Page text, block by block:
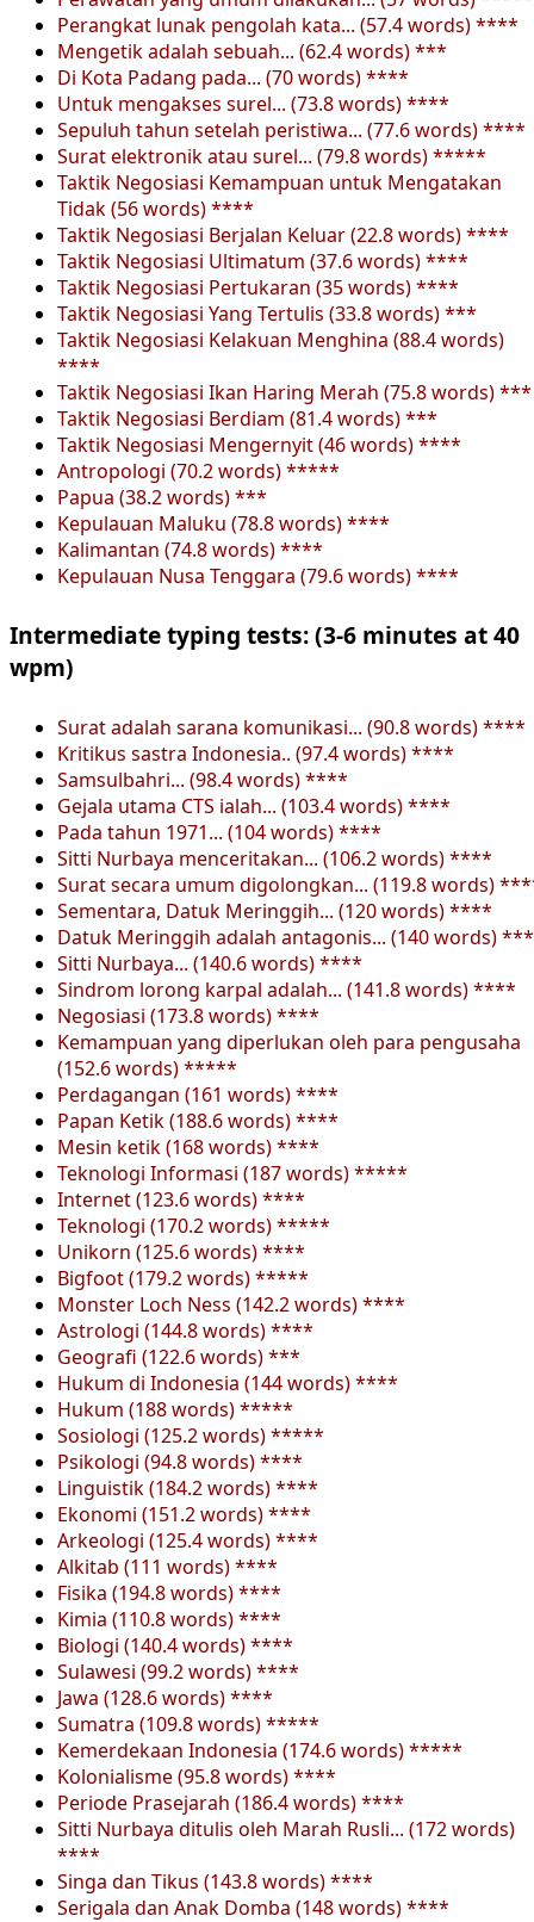
Perangkat lunak pengolah kata... (57.4 words) ****
Mengetik adalah sebuah... (62.4 words) ***
Di Kota Padang pada... (70 words) ****
Untuk mengakses surel... (73.8 words) ****
Sepuluh tahun setelah peristiwa... (77.6 words) ****
Surat elektronik atau surel... (79.8 words) *****
Taktik Negosiasi Kemampuan untuk Mengatakan
Tidak (56 words) ****
Taktik Negosiasi Berjalan Keluar (22.8 words) ****
Taktik Negosiasi Ultimatum (37.6 words) ****
Taktik Negosiasi Pertukaran (35 words) ****
Taktik Negosiasi Yang Tertulis (33.8 words) ***
Taktik Negosiasi Kelakuan Menghina (88.4 words)
****
Taktik Negosiasi Ikan Haring Merah (75.8 words) ***
Taktik Negosiasi Berdiam (81.4 words) ***
Taktik Negosiasi Mengernyit (46 words) ****
Antropologi (70.2 words) *****
Papua (38.2 words) ***
Kepulauan Maluku (78.8 words) ****
Kalimantan (74.8 words) ****
Kepulauan Nusa Tenggara (79.6 words) ****
Intermediate typing tests: (3-6 minutes at 40
wpm)
Surat adalah sarana komunikasi... (90.8 words) ****
Kritikus sastra Indonesia.. (97.4 words) ****
Samsulbahri... (98.4 words) ****
Gejala utama CTS ialah... (103.4 words) ****
Pada tahun 1971... (104 words) ****
Sitti Nurbaya menceritakan... (106.2 words) ****
Surat secara umum digolongkan... (119.8 words)
Sementara, Datuk Meringgih... (120 words) ****
Datuk Meringgih adalah antagonis... (140 words)
Sitti Nurbaya... (140.6 words) ****
Sindrom lorong karpal adalah... (141.8 words) ****
Negosiasi (173.8 words) ****
Kemampuan yang diperlukan oleh para pengusaha
(152.6 words) *****
Perdagangan (161 words) ****
Papan Ketik (188.6 words) ****
Mesin ketik (168 words) ****
Teknologi Informasi (187 words) *****
Internet (123.6 words) ****
Teknologi (170.2 words) *****
Unikorn (125.6 words) ****
Bigfoot (179.2 words) *****
Monster Loch Ness (142.2 words) ****
Astrologi (144.8 words) ****
Geografi (122.6 words) ***
Hukum di Indonesia (144 words) ****
Hukum (188 words) *****
Sosiologi (125.2 words) *****
Psikologi (94.8 words) ****
Linguistik (184.2 words) ****
Ekonomi (151.2 words) ****
Arkeologi (125.4 words) ****
Alkitab (111 words) ****
Fisika (194.8 words) ****
Kimia (110.8 words) ****
Biologi (140.4 words) ****
Sulawesi (99.2 words) ****
Jawa (128.6 words) ****
Sumatra (109.8 words) *****
Kemerdekaan Indonesia (174.6 words) *****
Kolonialisme (95.8 words) ****
Periode Prasejarah (186.4 words) ****
Sitti Nurbaya ditulis oleh Marah Rusli... (172 words)
****
Singa dan Tikus (143.8 words) ****
Serigala dan Anak Domba (148 words) ****